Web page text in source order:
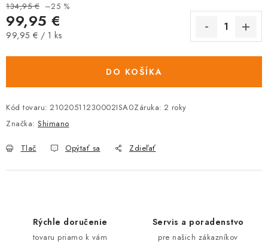
Návod SHIMANO
134,95 € –25 %
99,95 €
Jednotková
99,95 € / 1 ks
DO KOŠÍKA
Kód tovaru: 21020511230002ISA0Záruka: 2 roky
Značka: Shimano
Tlač Opýtať sa Zdieľať
Rýchle doručenie
tovaru priamo k vám
Servis a poradenstvo
pre našich zákazníkov